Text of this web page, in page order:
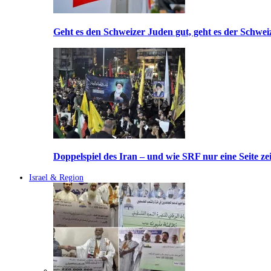
Geht es den Schweizer Juden gut, geht es der
Doppelspiel des Iran – und wie SRF nur eine Seite
Israel & Region